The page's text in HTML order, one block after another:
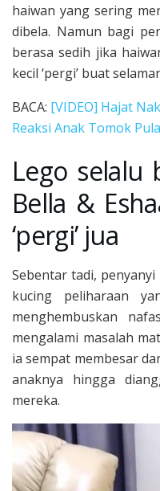
haiwan yang sering
dibela. Namun bagi
berasa sedih jika
kecil ‘pergi’ buat
BACA: [VIDEO] Hajat
Reaksi Anak Tomok
Lego selalu
Bella &
‘pergi’ jua
Sebentar tadi,
kucing peliharaan
menghembuskan
mengalami masalah
ia sempat membesar
anaknya hingga
mereka.